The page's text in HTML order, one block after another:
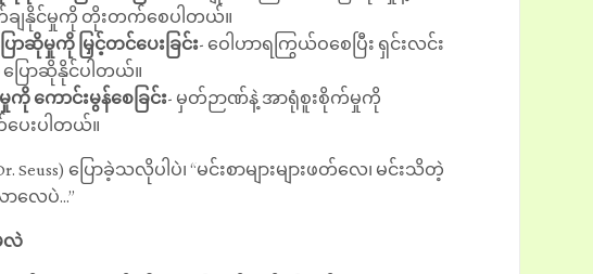
ချနိုင်မှုကို တိုးတက်စေပါတယ်။
ဆိုမှုကို မြှင့်တင်ပေးခြင်း- ဝေါဟာရကြွယ်ဝစေပြီး ရှင်းလင်း
ပြောဆိုနိုင်ပါတယ်။
ကောင်းမွန်စေခြင်း- မှတ်ဉာဏ်နဲ့ အာရုံစူးစိုက်မှုကို
ေးပါတယ်။
Seuss) ပြောခဲ့သလိုပါပဲ၊ “မင်းစာများများဖတ်လေ၊ မင်းသိတဲ့
လေပဲ...”
လဲ